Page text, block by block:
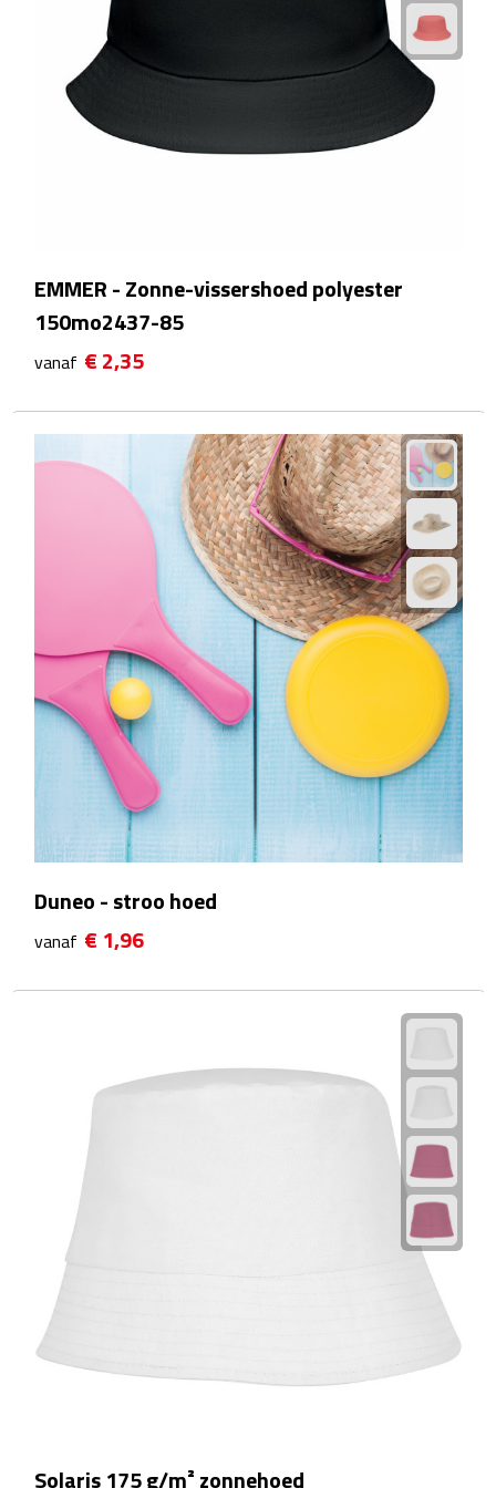
Douchegels
Douche timers
Pantoffels & slippers
Zeepjes
Make up tools
Sieraden
Spiegels
Herenverzorging
Scheerapparaten & trimmers
Scheermesjes
Gezondheid
Heatpacks
Koelpacks
Kruiken
Massage
Pillendoosjes
EMMER - Zonne-vissershoed polyester
150mo2437-85
vanaf € 2,35
Duneo - stroo hoed
vanaf € 1,96
Solaris 175 g/m² zonnehoed